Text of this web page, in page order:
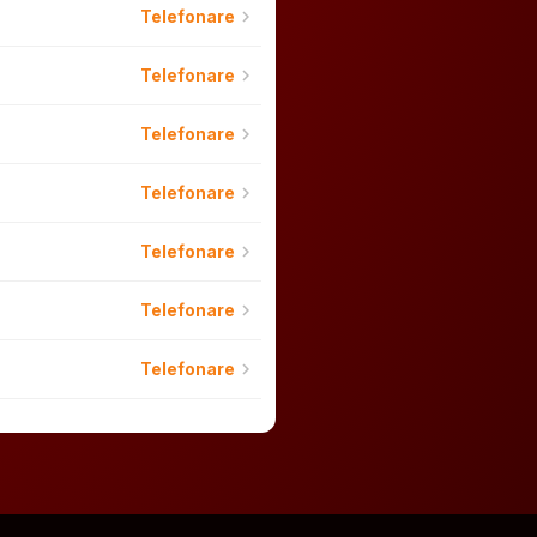
Telefonare chevron_right
Telefonare chevron_right
Telefonare chevron_right
Telefonare chevron_right
Telefonare chevron_right
Telefonare chevron_right
Telefonare chevron_right